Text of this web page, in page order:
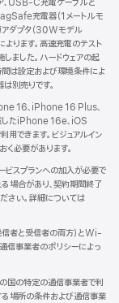
USB-C充電ケーブルと
充電器（1メートルモ
ダプタ（30Wモデル
ります。高速充電のテスト
ました。ハードウェアの起
は設定および環境条件によ
別売りです。
16、iPhone 16 Plus、
たiPhone 16e、iOS
きます。ビジュアルイン
必要があります。
スプランへの加入が必要で
場合があり、契約期間終了
さい。詳細については
者と受信者の両方）とWi-
信事業者のポリシーによっ
国の特定の通信事業者で利
る場所の条件および通信事業